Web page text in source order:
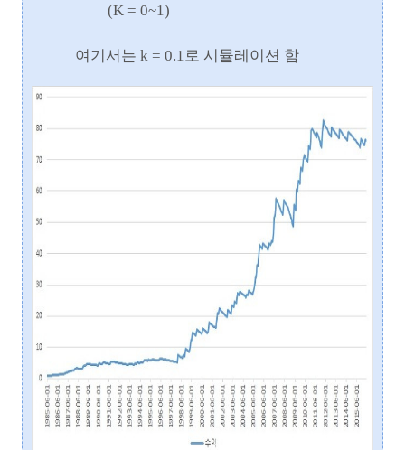
(K = 0~1)
여기서는 k = 0.1로 시뮬레이션 함